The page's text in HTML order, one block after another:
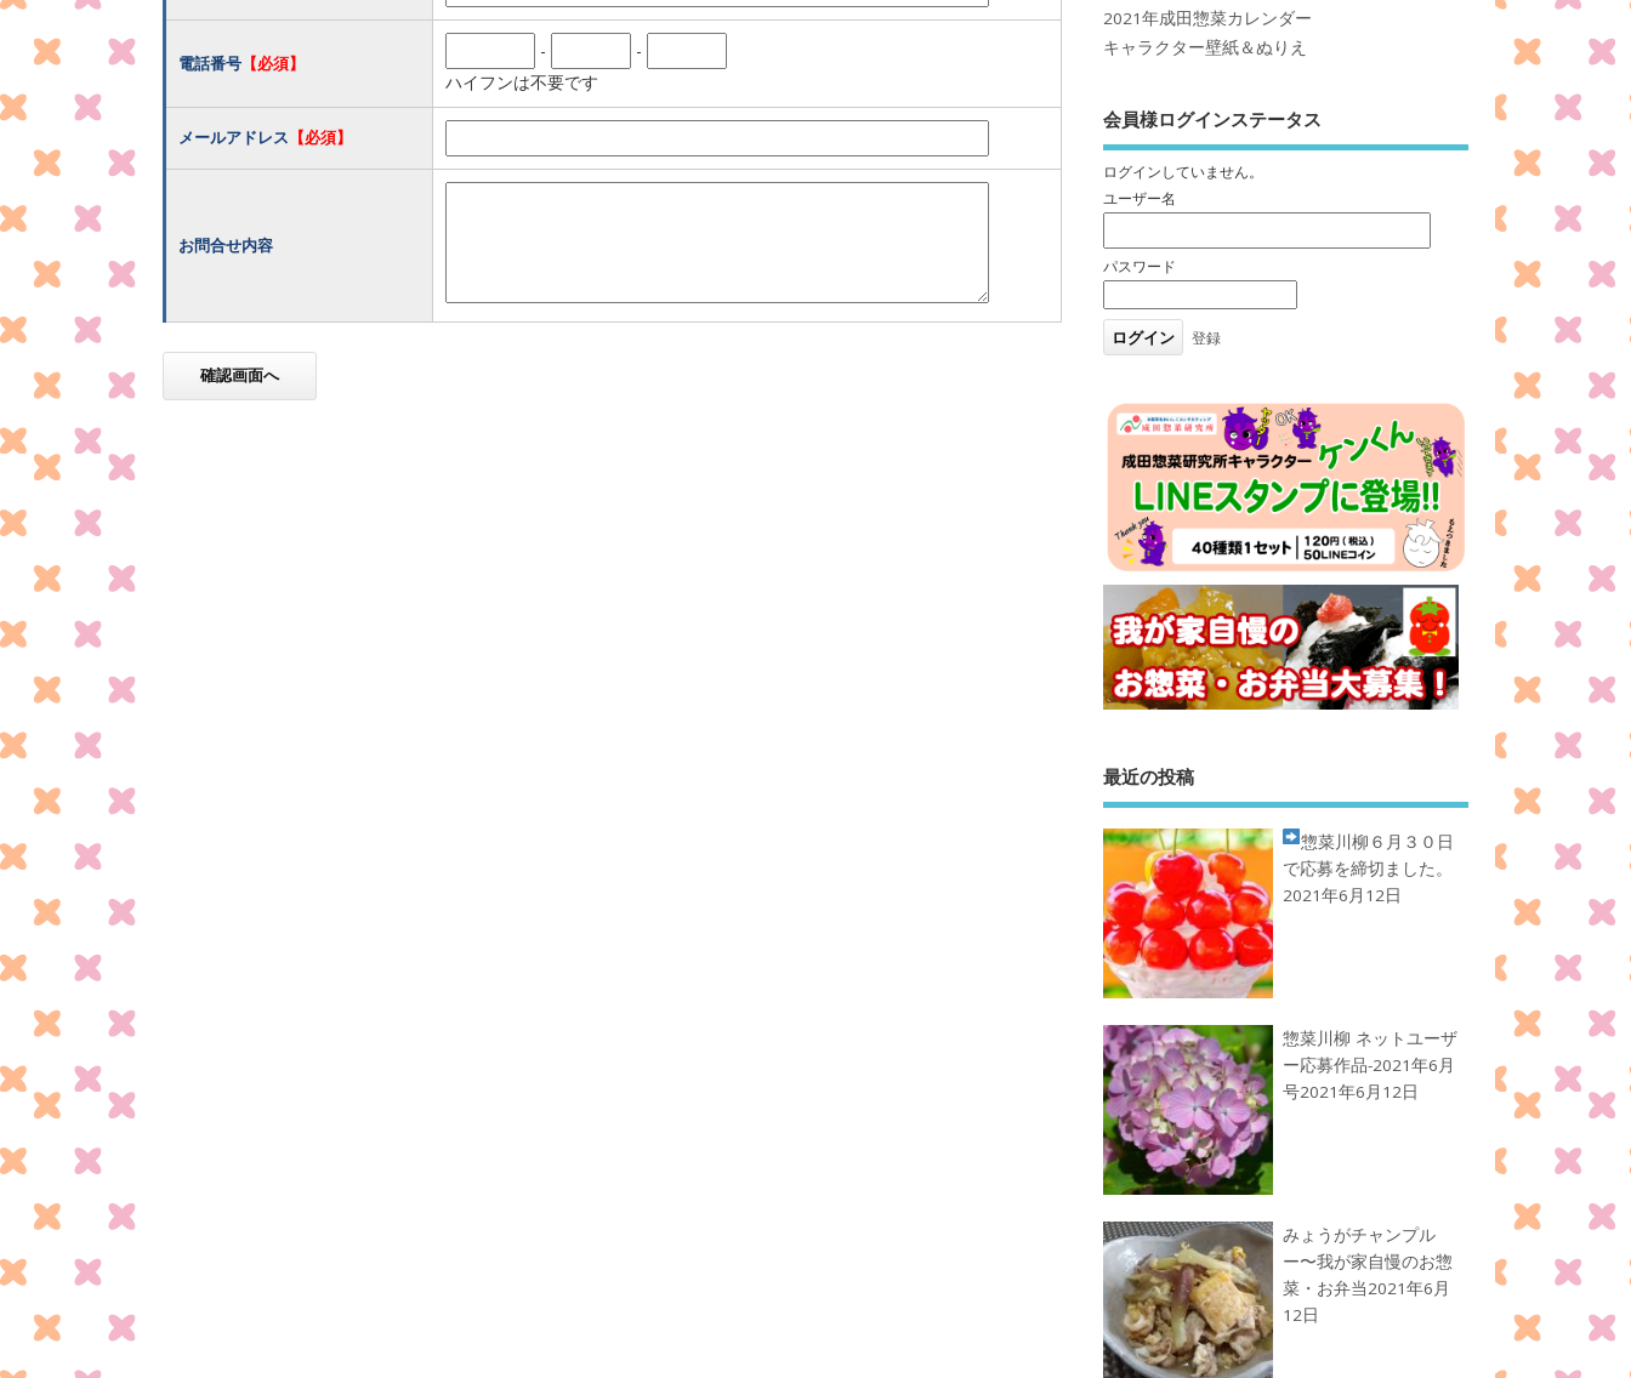
電話番号 【必須】
-
-
ハイフンは不要です
メールアドレス 【必須】
お問合せ内容
2021年成田惣菜カレンダー
キャラクター壁紙＆ぬりえ
会員様ログインステータス
ログインしていません。
ユーザー名
パスワード
登録
最近の投稿
惣菜川柳 ６月３０日
で応募を締切ました。
2021年6月12日
惣菜川柳 ネットユーザ
ー応募作品-2021年6月
号2021年6月12日
みょうがチャンプル
ー〜我が家自慢のお惣
菜・お弁当2021年6月
12日